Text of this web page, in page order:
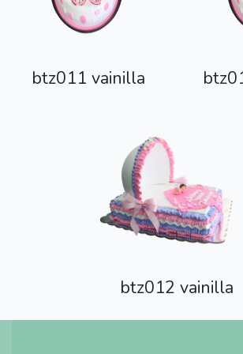
btz011 vainilla
PAN DE VAINILLA RELLENO MERMELA DE FRESA,
BETÚN MERENGUE.
btz012 vainilla